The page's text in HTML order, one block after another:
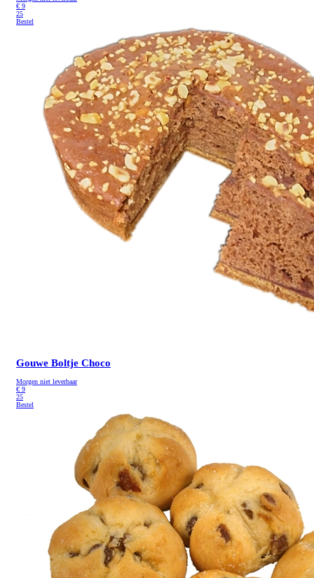
€ 9
25
Bestel
Gouwe Boltje Choco
Morgen niet leverbaar
€ 9
25
Bestel